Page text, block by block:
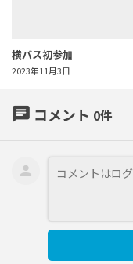
横バス初参加
2023年11月3日
chat コメント 0件